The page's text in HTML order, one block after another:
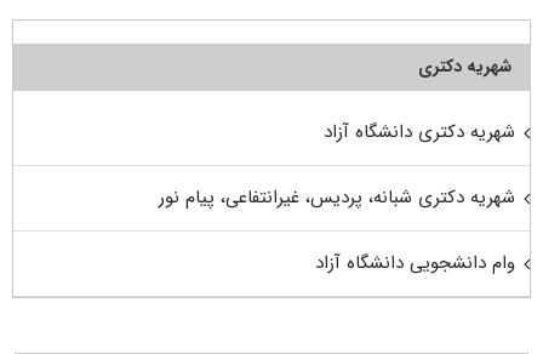
شهریه دکتری
شهریه دکتری دانشگاه آزاد
شهریه دکتری شبانه، پردیس، غیرانتفاعی، پیام نور
وام دانشجویی دانشگاه آزاد